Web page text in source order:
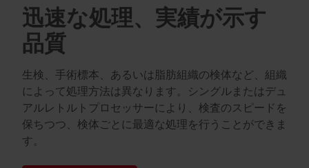
迅速な処理、実績が示す
品質
生検、手術標本、あるいは脂肪組織の検体など、組織
によって処理方法は異なります。シングルまたはデュ
アルレトルトプロセッサーにより、検査のスピードを
保ちつつ、検体ごとに最適な処理を行うことができま
す。